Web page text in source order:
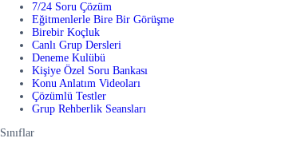
7/24 Soru Çözüm
Eğitmenlerle Bire Bir Görüşme
Birebir Koçluk
Canlı Grup Dersleri
Deneme Kulübü
Kişiye Özel Soru Bankası
Konu Anlatım Videoları
Çözümlü Testler
Grup Rehberlik Seansları
Sınıflar